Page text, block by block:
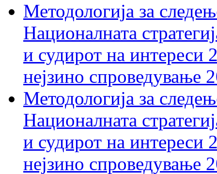
Методологија за
Националната
и судирот на интереси
нејзино спроведување
Методологија за
Националната
и судирот на интереси
нејзино спроведување